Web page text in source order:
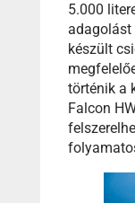
5.000
adagolást
készült
történik a
Falcon